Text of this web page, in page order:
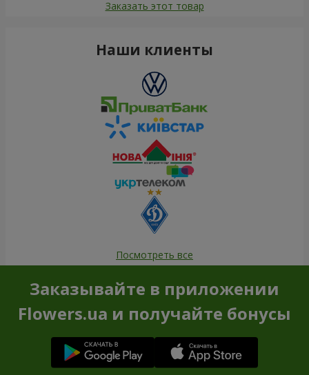
Заказать этот товар
Наши клиенты
Посмотреть все
Заказывайте в приложении
Flowers.ua и получайте бонусы